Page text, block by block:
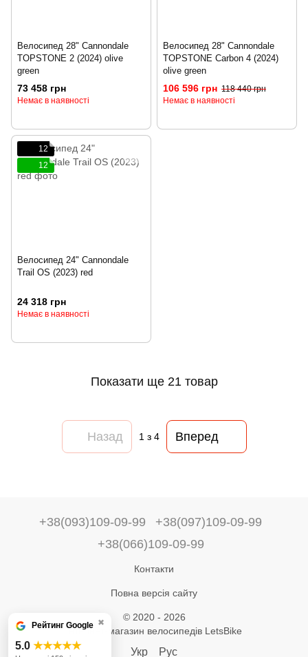
Велосипед 28" Cannondale
TOPSTONE 2 (2024) olive
green
73 458 грн
Немає в наявності
Велосипед 28" Cannondale
TOPSTONE Carbon 4 (2024)
olive green
106 596 грн 118 440 грн
Немає в наявності
12
12
Велосипед 24" Cannondale
Trail OS (2023) red
24 318 грн
Немає в наявності
Показати ще 21 товар
Назад 1з 4 Вперед
+38(093)109-09-99
+38(097)109-09-99
+38(066)109-09-99
Контакти
Повна версія сайту
© 2020 - 2026
Інтернет-магазин велосипедів LetsBike
Укр Рус
✖
Рейтинг Google
5.0 ★★★★★